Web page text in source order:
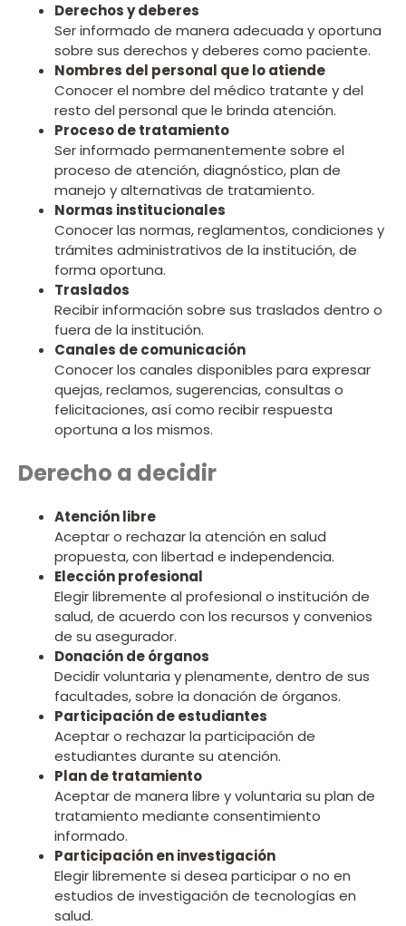
Derechos y deberes
Ser informado de manera adecuada y oportuna
sobre sus derechos y deberes como paciente.
Nombres del personal que lo atiende
Conocer el nombre del médico tratante y del
resto del personal que le brinda atención.
Proceso de tratamiento
Ser informado permanentemente sobre el
proceso de atención, diagnóstico, plan de
manejo y alternativas de tratamiento.
Normas institucionales
Conocer las normas, reglamentos, condiciones y
trámites administrativos de la institución, de
forma oportuna.
Traslados
Recibir información sobre sus traslados dentro o
fuera de la institución.
Canales de comunicación
Conocer los canales disponibles para expresar
quejas, reclamos, sugerencias, consultas o
felicitaciones, así como recibir respuesta
oportuna a los mismos.
Derecho a decidir
Atención libre
Aceptar o rechazar la atención en salud
propuesta, con libertad e independencia.
Elección profesional
Elegir libremente al profesional o institución de
salud, de acuerdo con los recursos y convenios
de su asegurador.
Donación de órganos
Decidir voluntaria y plenamente, dentro de sus
facultades, sobre la donación de órganos.
Participación de estudiantes
Aceptar o rechazar la participación de
estudiantes durante su atención.
Plan de tratamiento
Aceptar de manera libre y voluntaria su plan de
tratamiento mediante consentimiento
informado.
Participación en investigación
Elegir libremente si desea participar o no en
estudios de investigación de tecnologías en
salud.